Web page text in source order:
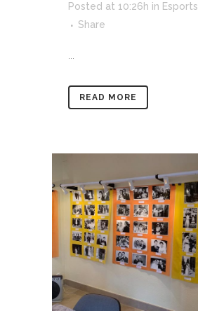
Posted at 10:26h in Esports
Share
READ MORE